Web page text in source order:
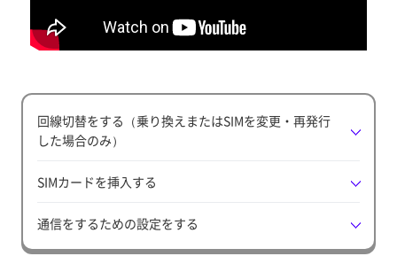
回線切替をする（乗り換えまたはSIMを変更・再発行
した場合のみ）
SIMカードを挿入する
通信をするための設定をする